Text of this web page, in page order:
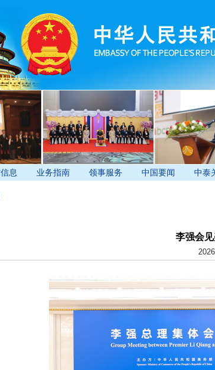
息 业务指南 领事服务 中国要闻 中泰
李强会